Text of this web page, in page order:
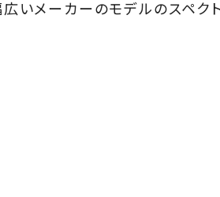
いメーカーのモデルのスペク